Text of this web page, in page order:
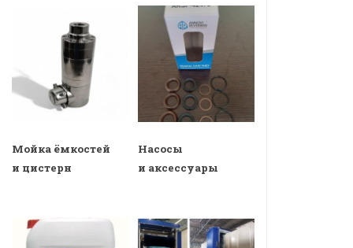
Мойка ёмкостей
и цистерн
Насосы
и аксессуары